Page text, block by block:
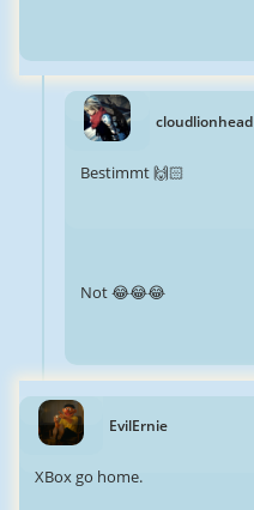
cloudlionhead
Bestimmt 🙌🏻
Not 😂😂😂
EvilErnie
XBox go home.